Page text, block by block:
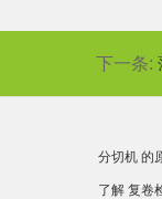
下一条:
分切机 的
了解 复卷